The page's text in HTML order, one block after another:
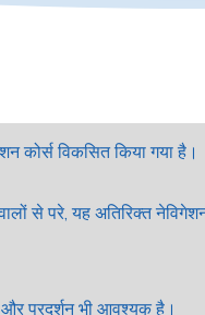
कोर्स विकसित किया गया है।
से परे, यह अतिरिक्त
और प्रदर्शन भी आवश्यक है।